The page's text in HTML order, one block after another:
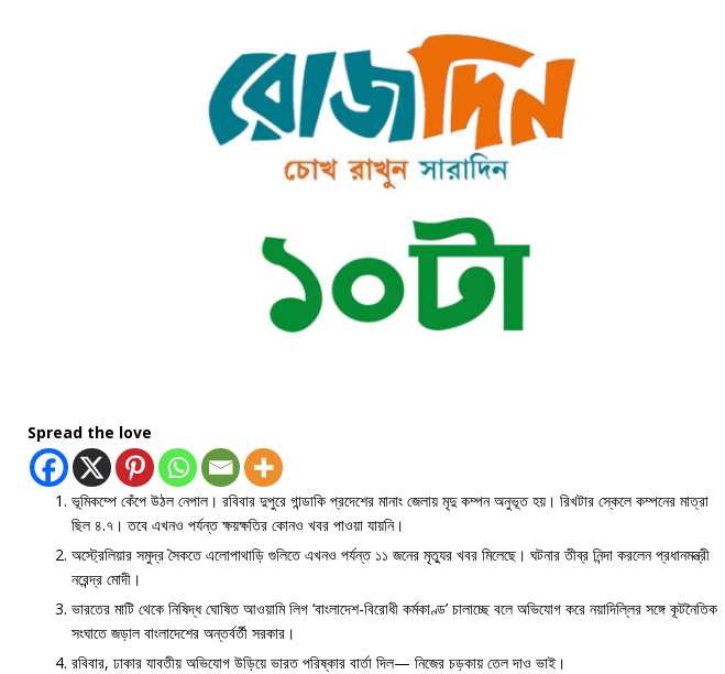
Spread the love
ভূমিকম্পে কেঁপে উঠল নেপাল। রবিবার দুপুরে গান্ডাকি প্রদেশের মানাং জেলায় মৃদু কম্পন অনুভূত হয়। রিখটার স্কেলে কম্পনের মাত্রা
ছিল ৪.৭। তবে এখনও পর্যন্ত ক্ষয়ক্ষতির কোনও খবর পাওয়া যায়নি।
অস্ট্রেলিয়ার সমুদ্র সৈকতে এলোপাথাড়ি গুলিতে এখনও পর্যন্ত ১১ জনের মৃত্যুর খবর মিলেছে। ঘটনার তীব্র নিন্দা করলেন প্রধানমন্ত্রী
নরেন্দ্র মোদী।
ভারতের মাটি থেকে নিষিদ্ধ ঘোষিত আওয়ামি লিগ ‘বাংলাদেশ-বিরোধী কর্মকাণ্ড’ চালাচ্ছে বলে অভিযোগ করে নয়াদিল্লির সঙ্গে কূটনৈতিক
সংঘাতে জড়াল বাংলাদেশের অন্তর্বর্তী সরকার।
রবিবার, ঢাকার যাবতীয় অভিযোগ উড়িয়ে ভারত পরিষ্কার বার্তা দিল— নিজের চড়কায় তেল দাও ভাই।